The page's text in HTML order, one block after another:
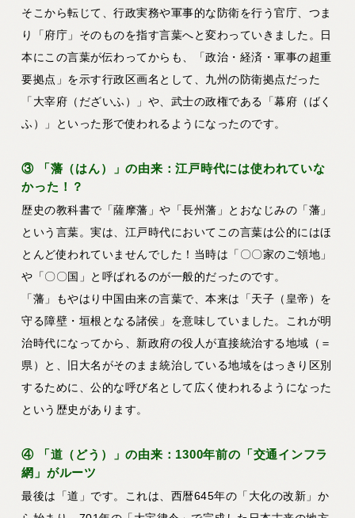
そこから転じて、行政実務や軍事的な防衛を行う官庁、つま
り「府庁」そのものを指す言葉へと変わっていきました。日
本にこの言葉が伝わってからも、「政治・経済・軍事の超重
要拠点」を示す行政区画名として、九州の防衛拠点だった
「大宰府（だざいふ）」や、武士の政権である「幕府（ばく
ふ）」といった形で使われるようになったのです。
③ 「藩（はん）」の由来：江戸時代には使われていな
かった！？
歴史の教科書で「薩摩藩」や「長州藩」とおなじみの「藩」
という言葉。実は、江戸時代においてこの言葉は公的にはほ
とんど使われていませんでした！当時は「〇〇家のご領地」
や「〇〇国」と呼ばれるのが一般的だったのです。
「藩」もやはり中国由来の言葉で、本来は「天子（皇帝）を
守る障壁・垣根となる諸侯」を意味していました。これが明
治時代になってから、新政府の役人が直接統治する地域（＝
県）と、旧大名がそのまま統治している地域をはっきり区別
するために、公的な呼び名として広く使われるようになった
という歴史があります。
④ 「道（どう）」の由来：1300年前の「交通インフラ
網」がルーツ
最後は「道」です。これは、西暦645年の「大化の改新」か